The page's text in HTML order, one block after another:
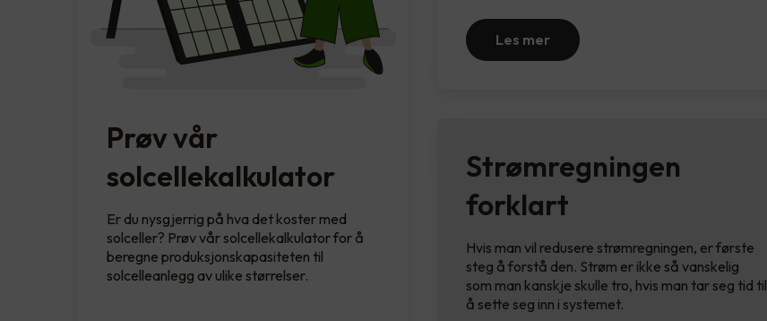
Prøv vår
solcellekalkulator
Er du nysgjerrig på hva det koster med
solceller? Prøv vår solcellekalkulator for å
beregne produksjonskapasiteten til
solcelleanlegg av ulike størrelser.
Les mer
Strømregningen
forklart
Hvis man vil redusere strømregningen, er første
steg å forstå den. Strøm er ikke så vanskelig
som man kanskje skulle tro, hvis man tar seg tid til
å sette seg inn i systemet.